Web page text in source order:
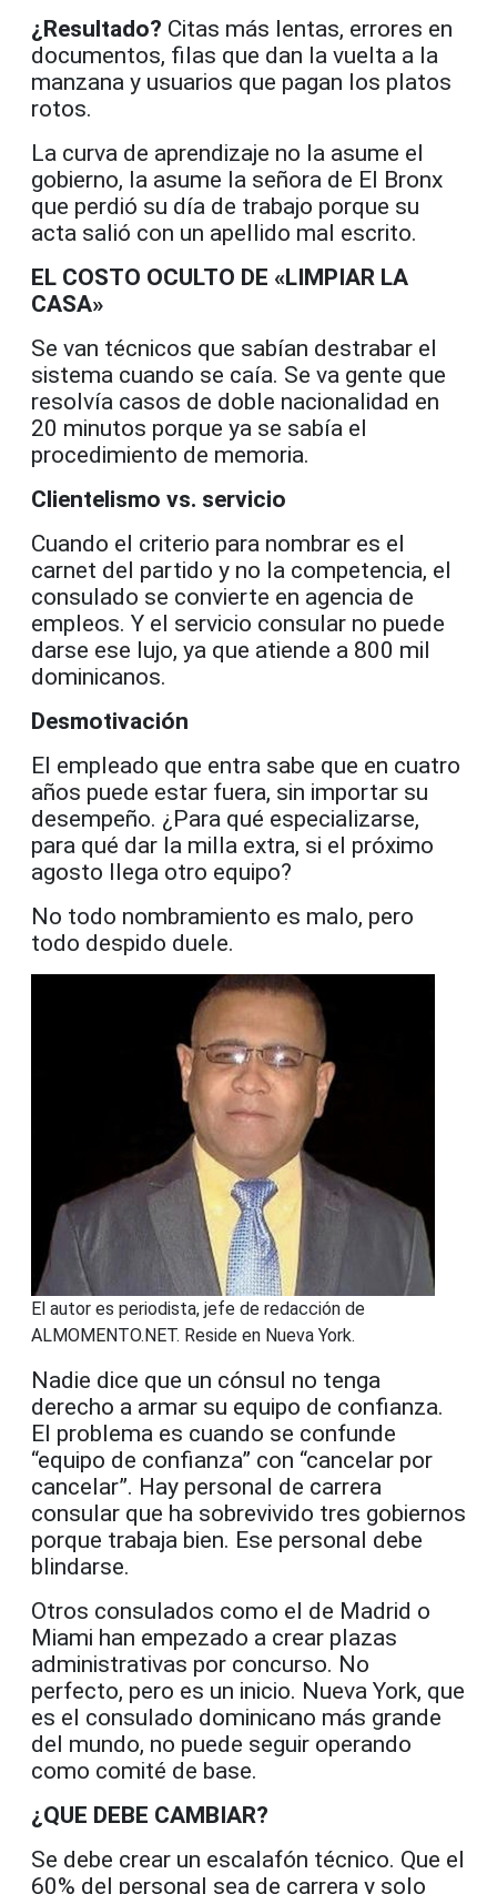
¿Resultado? Citas más lentas, errores en
documentos, filas que dan la vuelta a la
manzana y usuarios que pagan los platos
rotos.
La curva de aprendizaje no la asume el
gobierno, la asume la señora de El Bronx
que perdió su día de trabajo porque su
acta salió con un apellido mal escrito.
EL COSTO OCULTO DE «LIMPIAR LA
CASA»
Se van técnicos que sabían destrabar el
sistema cuando se caía. Se va gente que
resolvía casos de doble nacionalidad en
20 minutos porque ya se sabía el
procedimiento de memoria.
Clientelismo vs. servicio
Cuando el criterio para nombrar es el
carnet del partido y no la competencia, el
consulado se convierte en agencia de
empleos. Y el servicio consular no puede
darse ese lujo, ya que atiende a 800 mil
dominicanos.
Desmotivación
El empleado que entra sabe que en cuatro
años puede estar fuera, sin importar su
desempeño. ¿Para qué especializarse,
para qué dar la milla extra, si el próximo
agosto llega otro equipo?
No todo nombramiento es malo, pero
todo despido duele.
El autor es periodista, jefe de redacción de
ALMOMENTO.NET. Reside en Nueva York.
Nadie dice que un cónsul no tenga
derecho a armar su equipo de confianza.
El problema es cuando se confunde
“equipo de confianza” con “cancelar por
cancelar”. Hay personal de carrera
consular que ha sobrevivido tres gobiernos
porque trabaja bien. Ese personal debe
blindarse.
Otros consulados como el de Madrid o
Miami han empezado a crear plazas
administrativas por concurso. No
perfecto, pero es un inicio. Nueva York, que
es el consulado dominicano más grande
del mundo, no puede seguir operando
como comité de base.
¿QUE DEBE CAMBIAR?
Se debe crear un escalafón técnico. Que el
60% del personal sea de carrera y solo